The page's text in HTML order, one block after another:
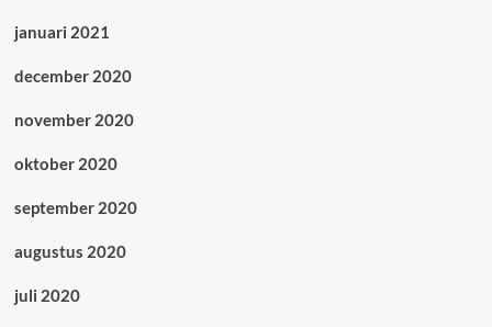
januari 2021
december 2020
november 2020
oktober 2020
september 2020
augustus 2020
juli 2020